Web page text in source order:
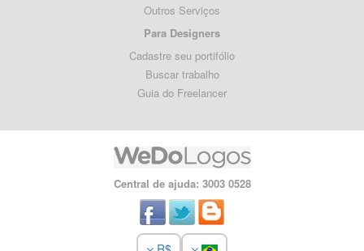
Outros Serviços
Para Designers
Cadastre seu portifólio
Buscar trabalho
Guia do Freelancer
Central de ajuda: 3003 0528